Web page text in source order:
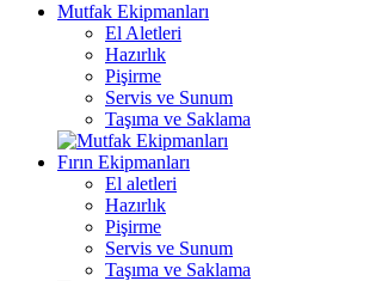
Mutfak Ekipmanları
El Aletleri
Hazırlık
Pişirme
Servis ve Sunum
Taşıma ve Saklama
Fırın Ekipmanları
El aletleri
Hazırlık
Pişirme
Servis ve Sunum
Taşıma ve Saklama